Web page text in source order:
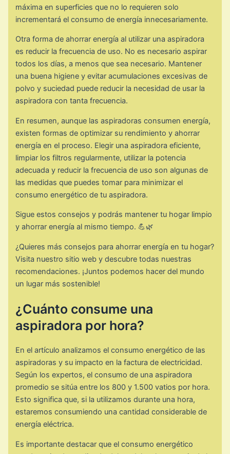
máxima en superficies que no lo requieren solo
incrementará el consumo de energía innecesariamente.
Otra forma de ahorrar energía al utilizar una aspiradora
es reducir la frecuencia de uso. No es necesario aspirar
todos los días, a menos que sea necesario. Mantener
una buena higiene y evitar acumulaciones excesivas de
polvo y suciedad puede reducir la necesidad de usar la
aspiradora con tanta frecuencia.
En resumen, aunque las aspiradoras consumen energía,
existen formas de optimizar su rendimiento y ahorrar
energía en el proceso. Elegir una aspiradora eficiente,
limpiar los filtros regularmente, utilizar la potencia
adecuada y reducir la frecuencia de uso son algunas de
las medidas que puedes tomar para minimizar el
consumo energético de tu aspiradora.
Sigue estos consejos y podrás mantener tu hogar limpio
y ahorrar energía al mismo tiempo. 💪🌿
¿Quieres más consejos para ahorrar energía en tu hogar?
Visita nuestro sitio web y descubre todas nuestras
recomendaciones. ¡Juntos podemos hacer del mundo
un lugar más sostenible!
¿Cuánto consume una
aspiradora por hora?
En el artículo analizamos el consumo energético de las
aspiradoras y su impacto en la factura de electricidad.
Según los expertos, el consumo de una aspiradora
promedio se sitúa entre los 800 y 1.500 vatios por hora.
Esto significa que, si la utilizamos durante una hora,
estaremos consumiendo una cantidad considerable de
energía eléctrica.
Es importante destacar que el consumo energético